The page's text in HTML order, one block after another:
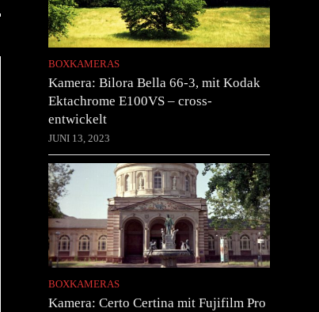
BOXKAMERAS
Kamera: Bilora Bella 66-3, mit Kodak
Ektachrome E100VS – cross-
entwickelt
JUNI 13, 2023
BOXKAMERAS
Kamera: Certo Certina mit Fujifilm Pro